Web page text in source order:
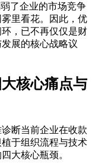
了企业的市场竞争
里看花。因此，优
，已不再仅仅是财
展的核心战略议
核心痛点与
断当前企业在收款
于组织流程与技术
大核心瓶颈。